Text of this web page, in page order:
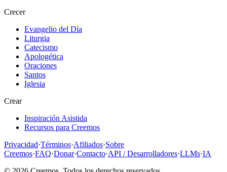
Crecer
Evangelio del Día
Liturgia
Catecismo
Apologética
Oraciones
Santos
Iglesia
Crear
Inspiración Asistida
Recursos para Creemos
Privacidad·Términos·Afiliados·Sobre
Creemos·FAQ·Donar·Contacto·API / Desarrolladores·LLMs·IA